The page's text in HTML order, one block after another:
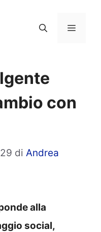
Menu
con
di Andrea
alla
social,